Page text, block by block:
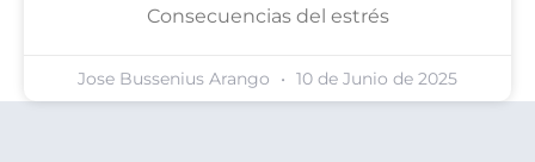
Consecuencias del estrés
Jose Bussenius Arango 10 de Junio de 2025